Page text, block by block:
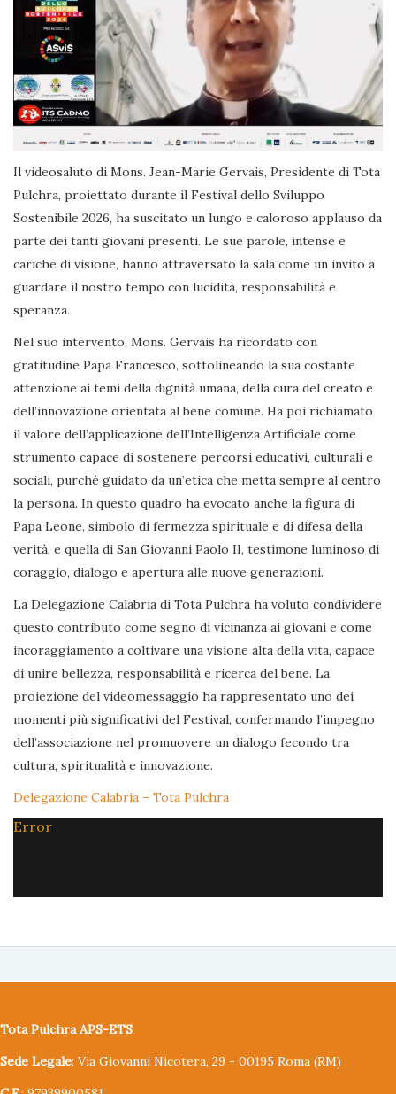
Il videosaluto di Mons. Jean-Marie Gervais, Presidente di Tota
Pulchra, proiettato durante il Festival dello Sviluppo
Sostenibile 2026, ha suscitato un lungo e caloroso applauso da
parte dei tanti giovani presenti. Le sue parole, intense e
cariche di visione, hanno attraversato la sala come un invito a
guardare il nostro tempo con lucidità, responsabilità e
speranza.
Nel suo intervento, Mons. Gervais ha ricordato con
gratitudine Papa Francesco, sottolineando la sua costante
attenzione ai temi della dignità umana, della cura del creato e
dell’innovazione orientata al bene comune. Ha poi richiamato
il valore dell’applicazione dell’Intelligenza Artificiale come
strumento capace di sostenere percorsi educativi, culturali e
sociali, purché guidato da un’etica che metta sempre al centro
la persona. In questo quadro ha evocato anche la figura di
Papa Leone, simbolo di fermezza spirituale e di difesa della
verità, e quella di San Giovanni Paolo II, testimone luminoso di
coraggio, dialogo e apertura alle nuove generazioni.
La Delegazione Calabria di Tota Pulchra ha voluto condividere
questo contributo come segno di vicinanza ai giovani e come
incoraggiamento a coltivare una visione alta della vita, capace
di unire bellezza, responsabilità e ricerca del bene. La
proiezione del videomessaggio ha rappresentato uno dei
momenti più significativi del Festival, confermando l’impegno
dell’associazione nel promuovere un dialogo fecondo tra
cultura, spiritualità e innovazione.
Delegazione Calabria – Tota Pulchra
Error
Tota Pulchra APS-ETS
Sede Legale: Via Giovanni Nicotera, 29 - 00195 Roma (RM)